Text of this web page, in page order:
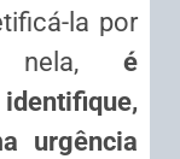
la por
nela, é
urgência